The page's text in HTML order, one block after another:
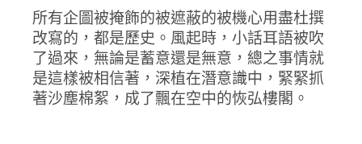
所有企圖被掩飾的被遮蔽的被機心用盡杜撰
改寫的，都是歷史。風起時，小話耳語被吹
了過來，無論是蓄意還是無意，總之事情就
是這樣被相信著，深植在潛意識中，緊緊抓
著沙塵棉絮，成了飄在空中的恢弘樓閣。